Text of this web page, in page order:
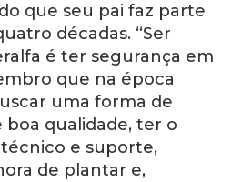
que seu pai faz parte
décadas. “Ser
é ter segurança em
que na época
uma forma de
boa qualidade, ter o
e suporte,
de plantar e,